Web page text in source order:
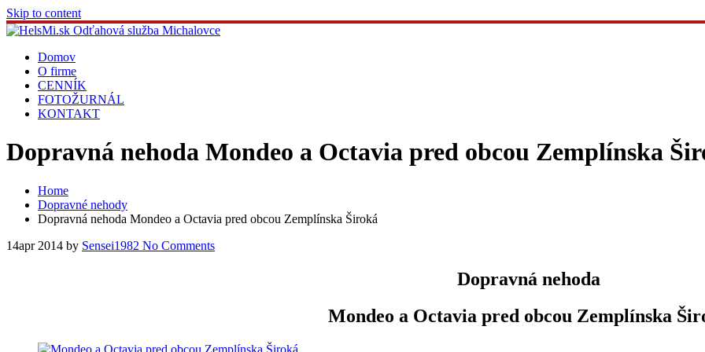
Skip to content
Domov
O firme
CENNÍK
FOTOŽURNÁL
KONTAKT
Dopravná nehoda Mondeo a Octavia pred obcou Zemplínska
Home
Dopravné nehody
Dopravná nehoda Mondeo a Octavia pred obcou Zemplínska Široká
14apr 2014 by Sensei1982 No Comments
Dopravná nehoda
Mondeo a Octavia pred obcou Zemplínska